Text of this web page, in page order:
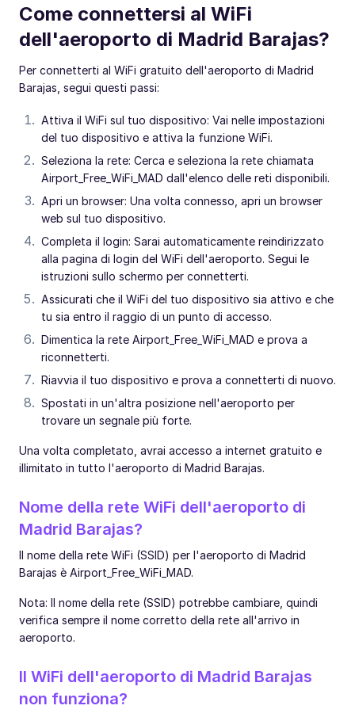
Come connettersi al WiFi
dell'aeroporto di Madrid Barajas?
Per connetterti al WiFi gratuito dell'aeroporto di Madrid
Barajas, segui questi passi:
Attiva il WiFi sul tuo dispositivo: Vai nelle impostazioni
del tuo dispositivo e attiva la funzione WiFi.
Seleziona la rete: Cerca e seleziona la rete chiamata
Airport_Free_WiFi_MAD dall'elenco delle reti disponibili.
Apri un browser: Una volta connesso, apri un browser
web sul tuo dispositivo.
Completa il login: Sarai automaticamente reindirizzato
alla pagina di login del WiFi dell'aeroporto. Segui le
istruzioni sullo schermo per connetterti.
Assicurati che il WiFi del tuo dispositivo sia attivo e che
tu sia entro il raggio di un punto di accesso.
Dimentica la rete Airport_Free_WiFi_MAD e prova a
riconnetterti.
Riavvia il tuo dispositivo e prova a connetterti di nuovo.
Spostati in un'altra posizione nell'aeroporto per
trovare un segnale più forte.
Una volta completato, avrai accesso a internet gratuito e
illimitato in tutto l'aeroporto di Madrid Barajas.
Nome della rete WiFi dell'aeroporto di
Madrid Barajas?
Il nome della rete WiFi (SSID) per l'aeroporto di Madrid
Barajas è Airport_Free_WiFi_MAD.
Nota: Il nome della rete (SSID) potrebbe cambiare, quindi
verifica sempre il nome corretto della rete all'arrivo in
aeroporto.
Il WiFi dell'aeroporto di Madrid Barajas
non funziona?